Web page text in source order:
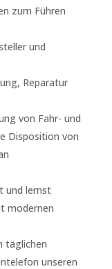
zum Führen
und
Reparatur
von Fahr- und
Disposition von
und lernst
modernen
täglichen
unseren